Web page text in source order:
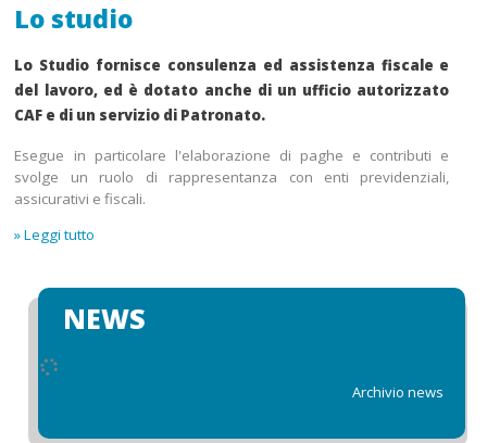
Lo studio
Lo Studio fornisce consulenza ed assistenza fiscale e
del lavoro, ed è dotato anche di un ufficio autorizzato
CAF e di un servizio di Patronato.
Esegue in particolare l'elaborazione di paghe e contributi e
svolge un ruolo di rappresentanza con enti previdenziali,
assicurativi e fiscali.
» Leggi tutto
NEWS
Archivio news